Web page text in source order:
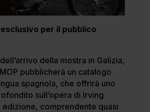
per il pubblico
della mostra in Galizia,
pubblicherà un catalogo
spagnola, che offrirà uno
sull’opera di Irving
edizione, comprendente quasi